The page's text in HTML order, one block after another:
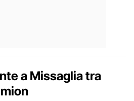
a Missaglia tra